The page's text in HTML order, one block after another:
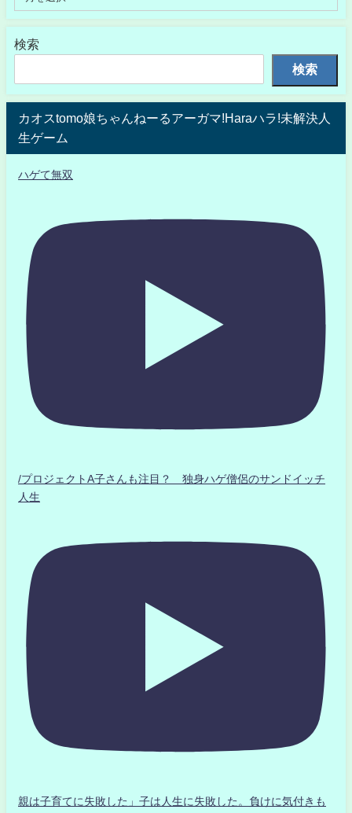
検索
検索
カオスtomo娘ちゃんねーるアーガマ!Haraハラ!未解決人
生ゲーム
ハゲて無双
/プロジェクトA子さんも注目？ 独身ハゲ僧侶のサンドイッチ
人生
親は子育てに失敗した」子は人生に失敗した。負けに気付きも